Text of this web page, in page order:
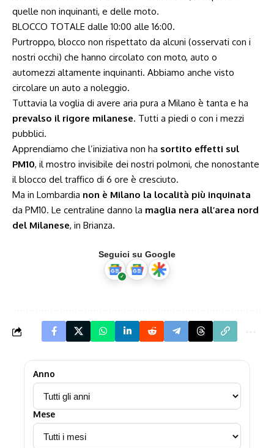
quelle non inquinanti, e delle moto.
BLOCCO TOTALE dalle 10:00 alle 16:00.
Purtroppo, blocco non rispettato da alcuni (osservati con i
nostri occhi) che hanno circolato con moto, auto o
automezzi altamente inquinanti. Abbiamo anche visto
circolare un auto a noleggio.
Tuttavia la voglia di avere aria pura a Milano è tanta e ha
prevalso il rigore milanese. Tutti a piedi o con i mezzi
pubblici.
Apprendiamo che l’iniziativa non ha sortito effetti sul
PM10, il mostro invisibile dei nostri polmoni, che nonostante
il blocco del traffico di 6 ore è cresciuto.
Ma in Lombardia non è Milano la località più inquinata
da PM10. Le centraline danno la maglia nera all’area nord
del Milanese, in Brianza.
Seguici su Google
Anno
Mese